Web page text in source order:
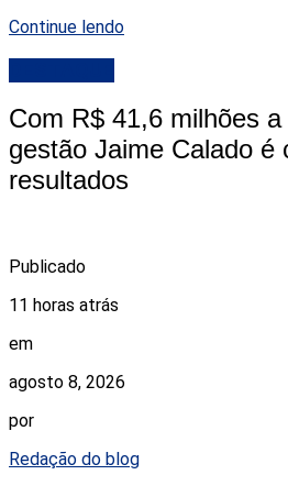
Continue lendo
Com R$ 41,6 milhões
gestão Jaime Calado é
resultados
Publicado
11 horas atrás
em
agosto 8, 2026
por
Redação do blog